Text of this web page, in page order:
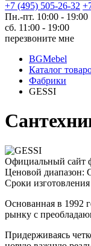
+7 (495) 505-26-32
Пн.-пт. 10:00 - 19:00
сб. 11:00 - 19:00
перезвоните мне
BGMebel
Каталог
Фабрики
GESSI
Официальный сайт
Ценовой диапазон:
Сроки
Основанная в 1992
рынку с
Придерживаясь